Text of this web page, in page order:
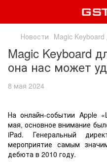
Новости Magic
Magic Keyboard
она нас может
8 мая 2024
На онлайн-событии Apple
мая, основное внимание
iPad. Генеральный
мероприятие самым
дебюта в 2010 году.